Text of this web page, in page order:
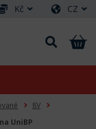
Kč CZ
8V
UniBP